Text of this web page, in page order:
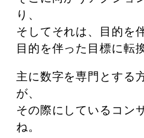
り、
そしてそれは、目的を
目的を伴った目標に転
主に数字を専門とする
が、
その際にしているコン
ね。